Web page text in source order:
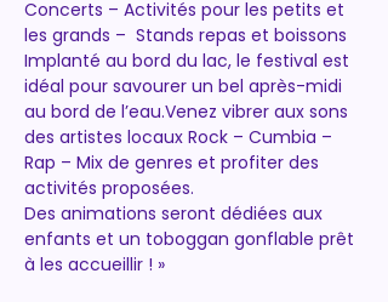
Concerts – Activités pour les petits et
les grands –  Stands repas et boissons
​Implanté au bord du lac, le festival est
idéal pour savourer un bel après-midi
au bord de l’eau.Venez vibrer aux sons
des artistes locaux Rock – Cumbia –
Rap – Mix de genres et profiter des
activités proposées.
Des animations seront dédiées aux
enfants et un toboggan gonflable prêt
à les accueillir ! »